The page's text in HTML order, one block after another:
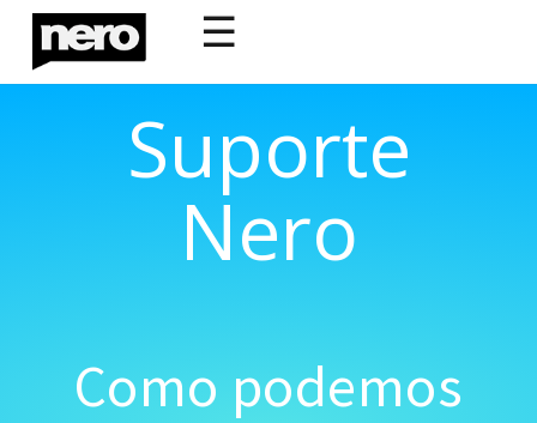
☰
Suporte
Nero
Como podemos